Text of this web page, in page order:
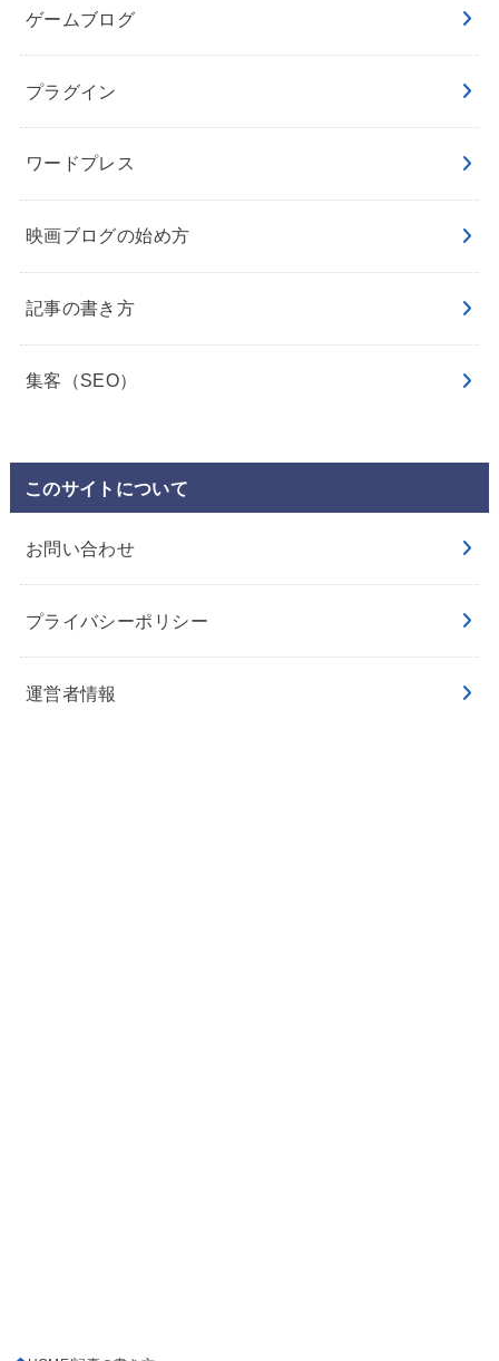
ゲームブログ
プラグイン
ワードプレス
映画ブログの始め方
記事の書き方
集客（SEO）
このサイトについて
お問い合わせ
プライバシーポリシー
運営者情報